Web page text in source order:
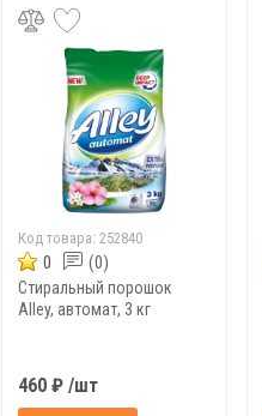
Код товара:252840
0 (0)
Стиральный порошок
Alley, автомат, 3 кг
460 ₽ /шт